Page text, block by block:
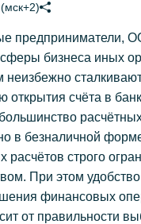
предприниматели,
бизнеса иных
открытия счёта в
в безналичной
расчётов строго
При этом
финансовых
от правильности